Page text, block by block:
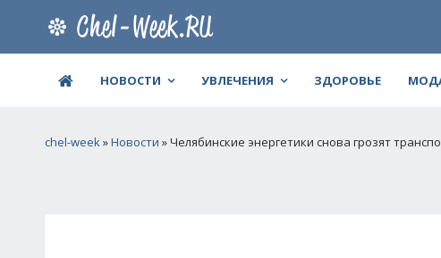
НОВОСТИ УВЛЕЧЕНИЯ ЗДОРОВЬЕ
chel-week»Новости » Челябинские энергетики снова грозят